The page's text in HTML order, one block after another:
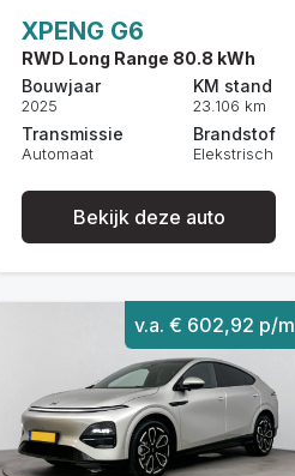
XPENG G6
RWD Long Range 80.8 kWh
Bouwjaar
2025
Transmissie
Automaat
KM stand
23.106 km
Brandstof
Elekstrisch
Bekijk deze auto
v.a. € 602,92 p/m